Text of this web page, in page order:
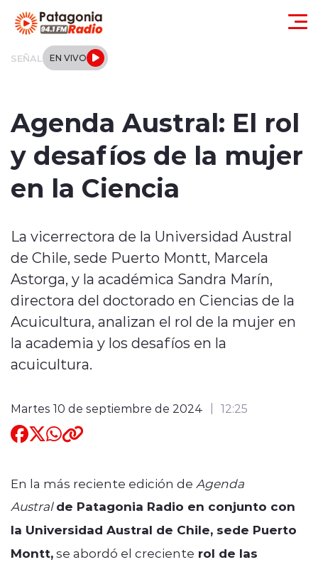
SEÑAL EN VIVO
Regionales
Internacional
Deportes
Entrevistas
Quienes Somos
Agenda Austral: El rol
y desafíos de la mujer
en la Ciencia
La vicerrectora de la Universidad Austral
de Chile, sede Puerto Montt, Marcela
Astorga, y la académica Sandra Marín,
directora del doctorado en Ciencias de la
Acuicultura, analizan el rol de la mujer en
la academia y los desafíos en la
acuicultura.
Martes 10 de septiembre de 2024 12:25
En la más reciente edición de Agenda
Austral de Patagonia Radio en conjunto con
la Universidad Austral de Chile, sede Puerto
Montt,se abordó el creciente rol de las